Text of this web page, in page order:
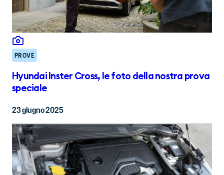
PROVE
Hyundai Inster Cross, le foto della nostra prova
speciale
23 giugno 2025